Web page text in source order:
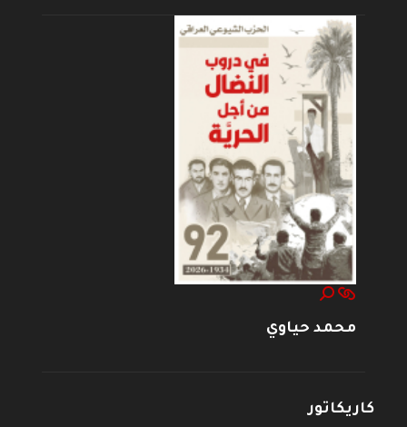
محمد حياوي
كاريكاتور